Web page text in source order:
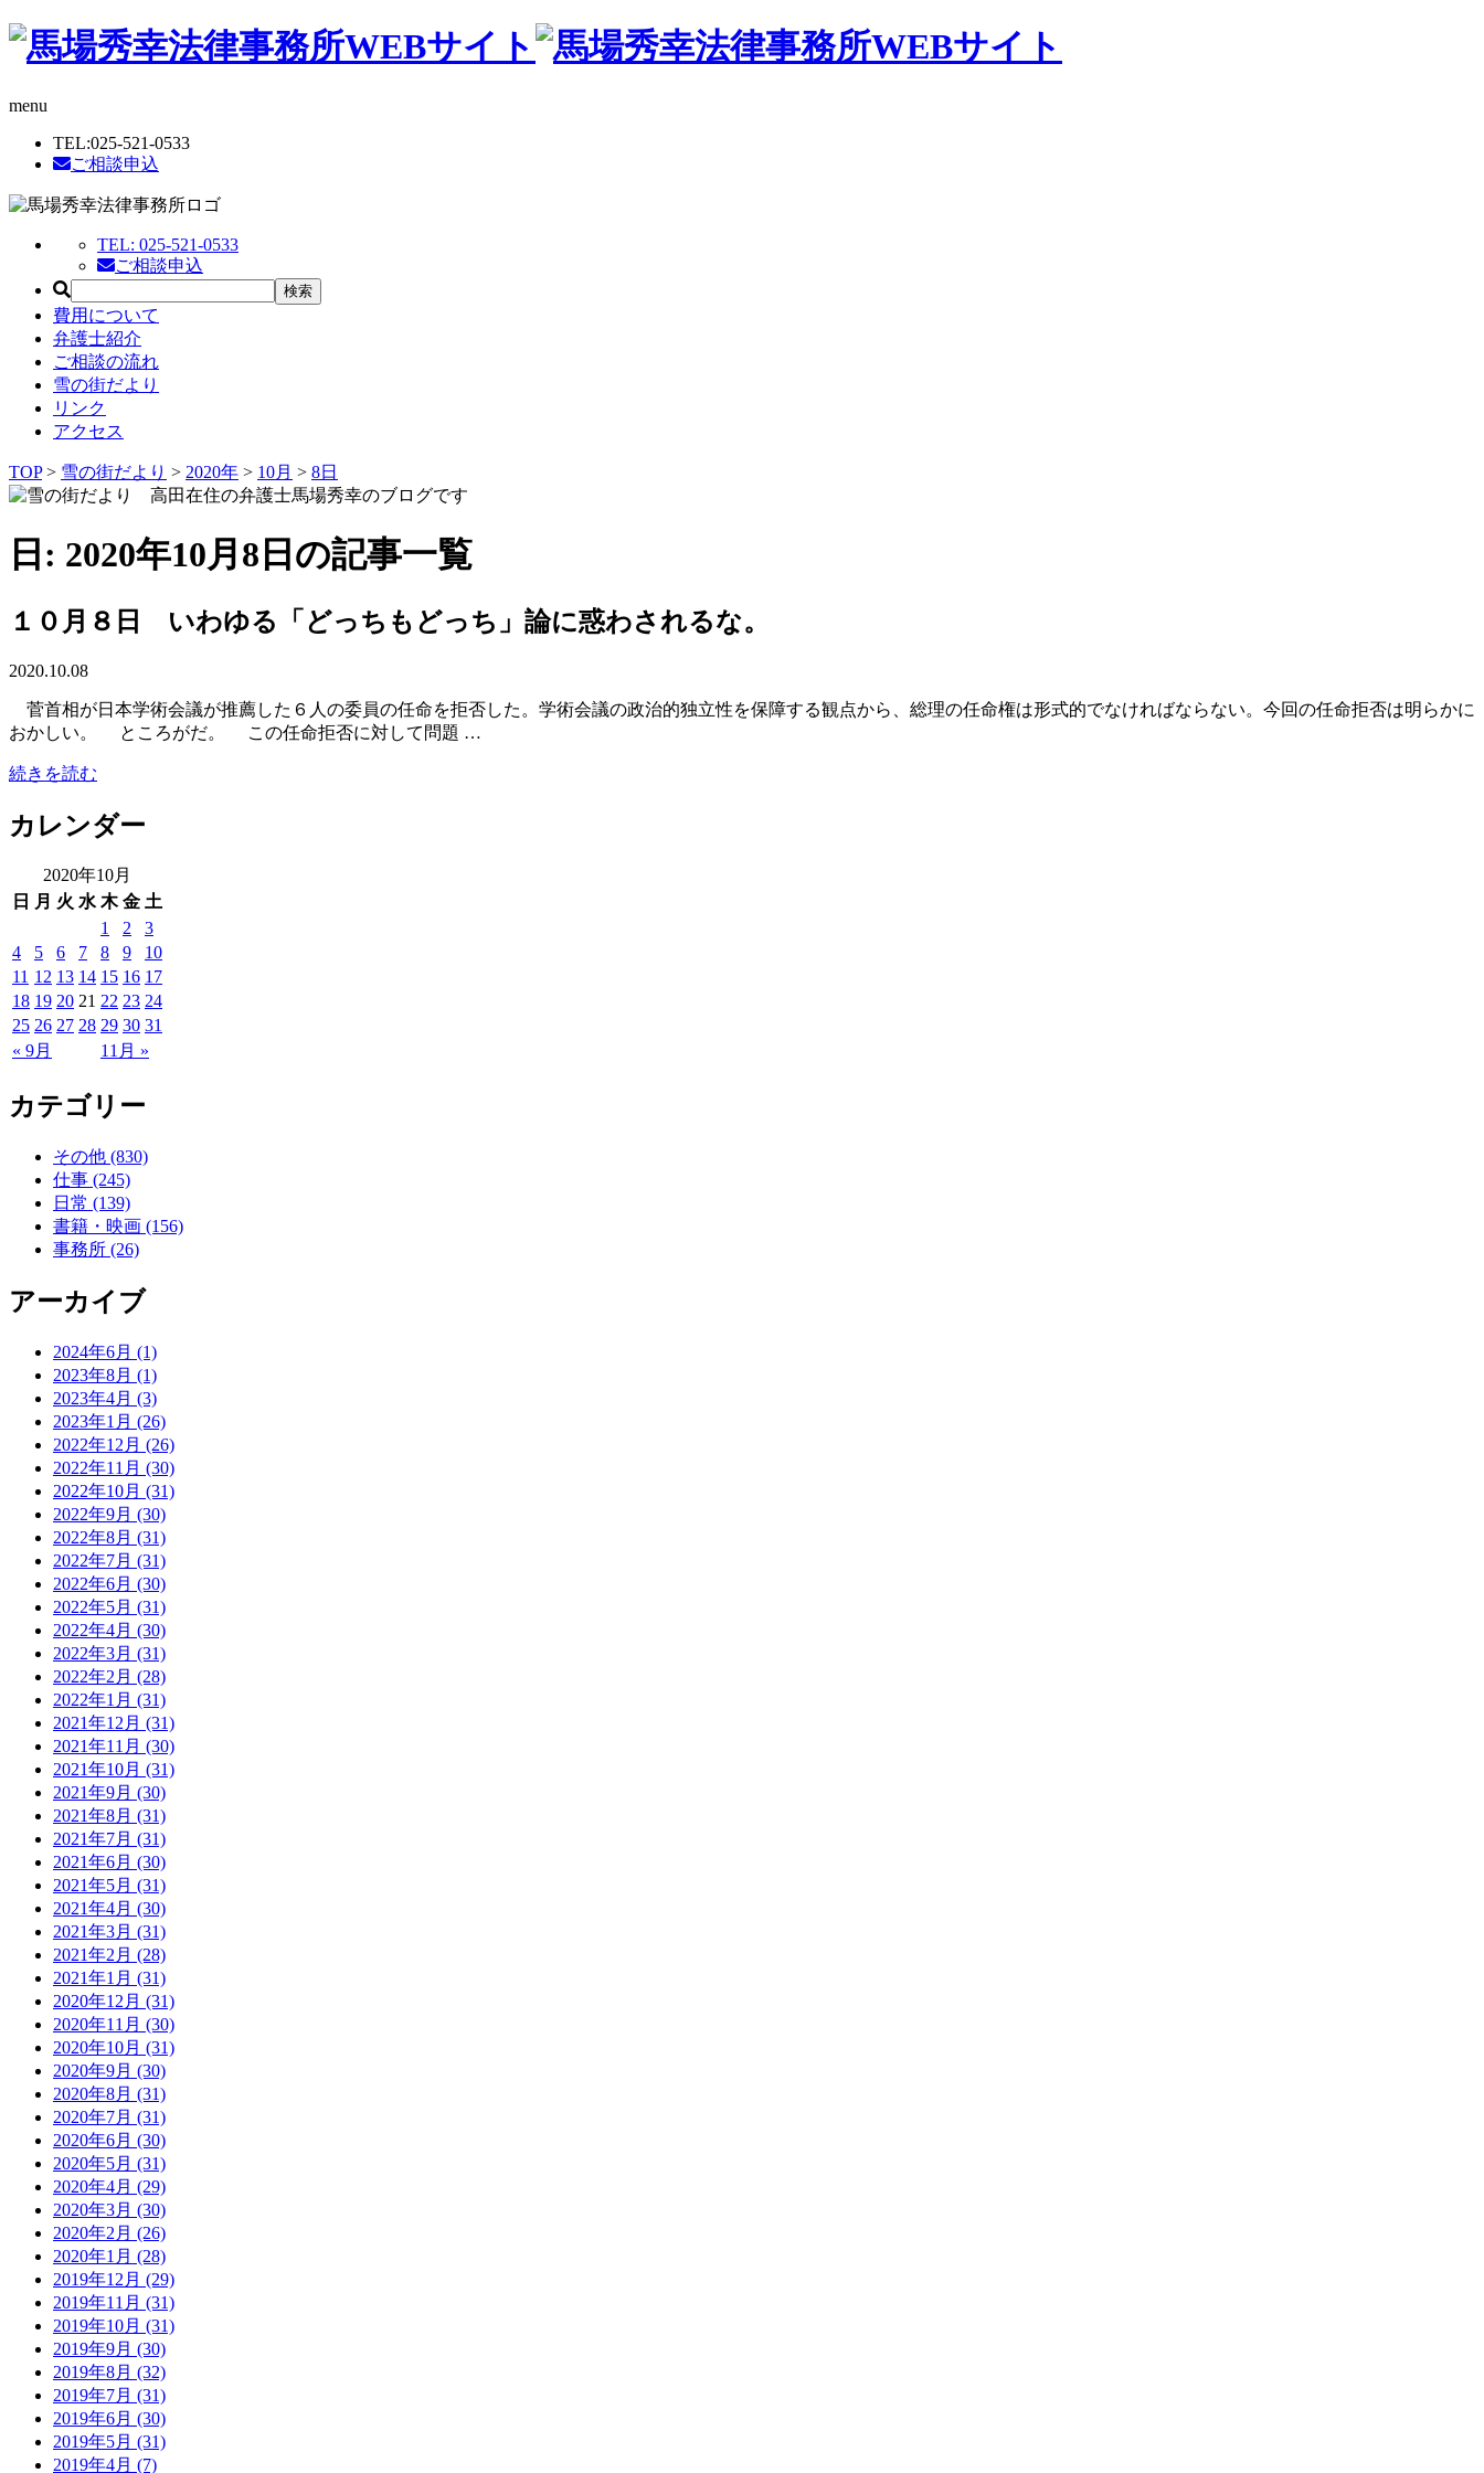
menu
TEL:025-521-0533
ご相談申込
TEL: 025-521-0533
ご相談申込
費用について
弁護士紹介
ご相談の流れ
雪の街だより
リンク
アクセス
TOP> 雪の街だより > 2020年 > 10月 > 8日
日: 2020年10月8日の記事一覧
１０月８日 いわゆる「どっちもどっち」論に惑わされるな。
2020.10.08
菅首相が日本学術会議が推薦した６人の委員の任命を拒否した。学術会議の政治的独立性を保障する観点から、総理の任命権は形式的でなければならない。今回の任命拒否は明らかに
おかしい。 ところがだ。 この任命拒否に対して問題 …
続きを読む
カレンダー
2020年10月
日 月 火 水 木 金 土
« 9月 11月 »
1 2
3
4
5 6 7 8 9
10
11 12 13 14 15 16 17
18 19 20 21 22 23 24
25 26 27 28 29 30 31
カテゴリー
その他 (830)
仕事 (245)
日常 (139)
書籍・映画 (156)
事務所 (26)
アーカイブ
2024年6月 (1)
2023年8月 (1)
2023年4月 (3)
2023年1月 (26)
2022年12月 (26)
2022年11月 (30)
2022年10月 (31)
2022年9月 (30)
2022年8月 (31)
2022年7月 (31)
2022年6月 (30)
2022年5月 (31)
2022年4月 (30)
2022年3月 (31)
2022年2月 (28)
2022年1月 (31)
2021年12月 (31)
2021年11月 (30)
2021年10月 (31)
2021年9月 (30)
2021年8月 (31)
2021年7月 (31)
2021年6月 (30)
2021年5月 (31)
2021年4月 (30)
2021年3月 (31)
2021年2月 (28)
2021年1月 (31)
2020年12月 (31)
2020年11月 (30)
2020年10月 (31)
2020年9月 (30)
2020年8月 (31)
2020年7月 (31)
2020年6月 (30)
2020年5月 (31)
2020年4月 (29)
2020年3月 (30)
2020年2月 (26)
2020年1月 (28)
2019年12月 (29)
2019年11月 (31)
2019年10月 (31)
2019年9月 (30)
2019年8月 (32)
2019年7月 (31)
2019年6月 (30)
2019年5月 (31)
2019年4月 (7)